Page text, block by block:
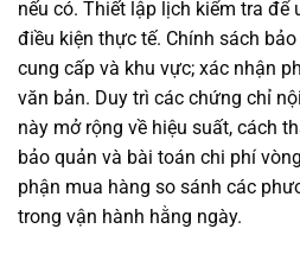
nếu có. Thiết lập lịch kiểm tra để
điều kiện thực tế. Chính sách
cung cấp và khu vực; xác nhận
văn bản. Duy trì các chứng chỉ
này mở rộng về hiệu suất, cách
bảo quản và bài toán chi phí
phận mua hàng so sánh các
trong vận hành hằng ngày.